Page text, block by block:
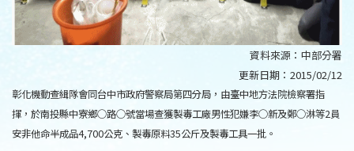
資料來源： 中部分署
更新日期： 2015/02/12
彰化機動查緝隊會同台中市政府警察局第四分局，由臺中地方法院檢察署指
揮，於南投縣中寮鄉○路○號當場查獲製毒工廠男性犯嫌李○新及鄭○淋等2員
安非他命半成品4,700公克、製毒原料35公斤及製毒工具一批。